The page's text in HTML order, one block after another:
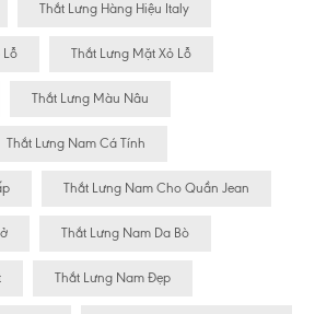
Thắt Lưng Hàng Hiệu Italy
Lỗ Thắt Lưng Mặt Xỏ Lỗ
Thắt Lưng Màu Nâu
Thắt Lưng Nam Cá Tính
Thắt Lưng Nam Cho Quần Jean
Thắt Lưng Nam Da Bò
Thắt Lưng Nam Đẹp